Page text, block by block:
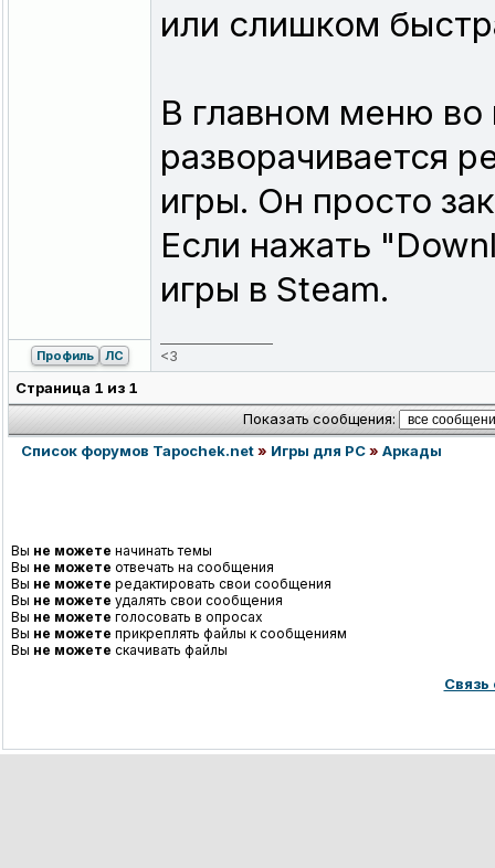
или слишком
В главном меню во
разворачивается
игры. Он просто
Если нажать
игры в Steam.
<3
Профиль ЛС
Страница 1 из 1
Показать сообщения:
Список форумов Tapochek.net» Игры для PC» Аркады
Вы не можете начинать темы
Вы не можете отвечать на сообщения
Вы не можете редактировать свои сообщения
Вы не можете удалять свои сообщения
Вы не можете голосовать в опросах
Вы не можете прикреплять файлы к сообщениям
Вы не можете скачивать файлы